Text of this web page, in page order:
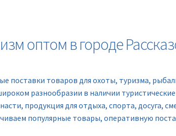
оптом в городе
поставки товаров для охоты, туризма,
разнообразии в наличии
продукция для отдыха, спорта, досуга,
популярные товары, оперативную